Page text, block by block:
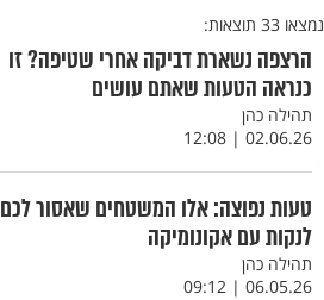
נמצאו 33 תוצאות:
הרצפה נשארת דביקה אחרי שטיפה? זו
כנראה הטעות שאתם עושים
תהילה כהן
02.06.26 | 12:08
טעות נפוצה: אלו המשטחים שאסור לכם
לנקות עם אקונומיקה
תהילה כהן
06.05.26 | 09:12